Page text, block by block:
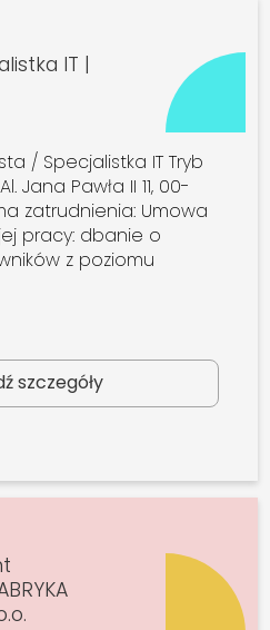
IT |
/ Specjalistka IT Tryb
Jana Pawła II 11, 00-
zatrudnienia: Umowa
pracy: dbanie o
z poziomu
szczegóły